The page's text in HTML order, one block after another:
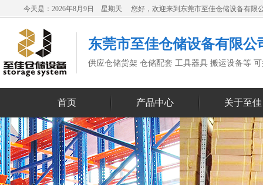
今天是：2026年8月9日 星期天 您好，欢迎来到东莞市至佳仓储设备有限
东莞市至佳仓储设备有限公
供应仓储货架 仓储配套 工具器具 搬运设备等
首页 产品中心 关于至佳